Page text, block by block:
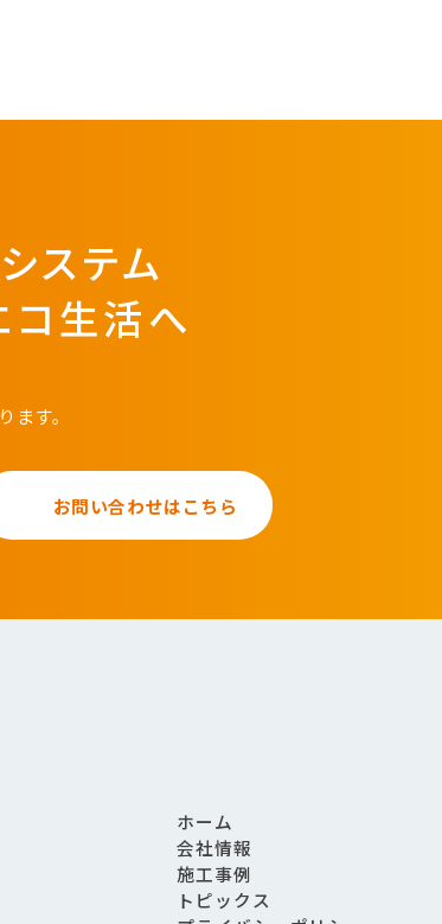
ステム
生活へ
す。
お問い合わせはこちら
ホーム
会社情報
施工事例
トピックス